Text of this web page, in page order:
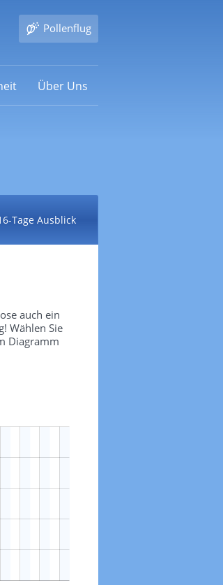
Pollenflug
Über Uns
Tage Ausblick
auch ein
Wählen Sie
Diagramm